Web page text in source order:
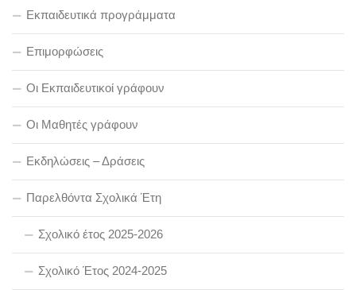
Εκπαιδευτικά προγράμματα
Επιμορφώσεις
Οι Εκπαιδευτικοί γράφουν
Οι Μαθητές γράφουν
Εκδηλώσεις – Δράσεις
Παρελθόντα Σχολικά Έτη
Σχολικό έτος 2025-2026
Σχολικό Έτος 2024-2025